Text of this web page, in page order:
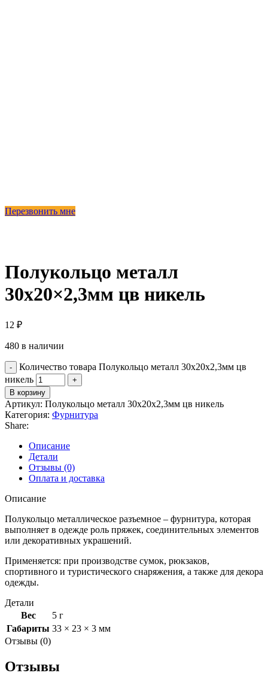
Перезвонить мне
Полукольцо металл
30х20×2,3мм цв никель
12 ₽
480 в наличии
Количество товара Полукольцо металл 30х20x2,3мм цв
никель
В корзину
Артикул: Полукольцо металл 30х20x2,3мм цв никель
Категория: Фурнитура
Share:
Описание
Детали
Отзывы (0)
Оплата и доставка
Описание
Полукольцо металлическое разъемное – фурнитура, которая
выполняет в одежде роль пряжек, соединительных элементов
или декоративных украшений.
Применяется: при производстве сумок, рюкзаков,
спортивного и туристического снаряжения, а также для декора
одежды.
Детали
Вес
5 г
Габариты 33 × 23 × 3 мм
Отзывы (0)
Отзывы